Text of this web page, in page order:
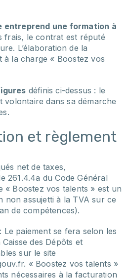
entreprend une formation à
frais, le contrat est réputé
L’élaboration de la
la charge « Boostez vos
définis ci-dessus : le
volontaire dans sa démarche
et règlement
net de taxes,
261.4.4a du Code Général
« Boostez vos talents » est un
non assujetti à la TVA sur ce
de compétences).
: Le paiement se fera selon les
des Dépôts et
sur le site
« Boostez vos talents »
nécessaires à la facturation